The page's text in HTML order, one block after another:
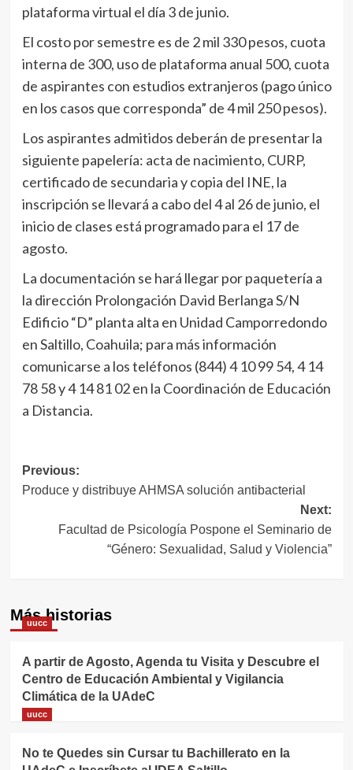
plataforma virtual el día 3 de junio.
El costo por semestre es de 2 mil 330 pesos, cuota
interna de 300, uso de plataforma anual 500, cuota
de aspirantes con estudios extranjeros (pago único
en los casos que corresponda” de 4 mil 250 pesos).
Los aspirantes admitidos deberán de presentar la
siguiente papelería: acta de nacimiento, CURP,
certificado de secundaria y copia del INE, la
inscripción se llevará a cabo del 4 al 26 de junio, el
inicio de clases está programado para el 17 de
agosto.
La documentación se hará llegar por paquetería a
la dirección Prolongación David Berlanga S/N
Edificio “D” planta alta en Unidad Camporredondo
en Saltillo, Coahuila; para más información
comunicarse a los teléfonos (844) 4 10 99 54, 4 14
78 58 y 4 14 81 02 en la Coordinación de Educación
a Distancia.
Navegación
de
entradas
Previous:
Produce y distribuye AHMSA solución antibacterial
Next:
Facultad de Psicología Pospone el Seminario de
“Género: Sexualidad, Salud y Violencia”
Más historias
uucc
A partir de Agosto, Agenda tu Visita y Descubre el
Centro de Educación Ambiental y Vigilancia
Climática de la UAdeC
uucc
No te Quedes sin Cursar tu Bachillerato en la